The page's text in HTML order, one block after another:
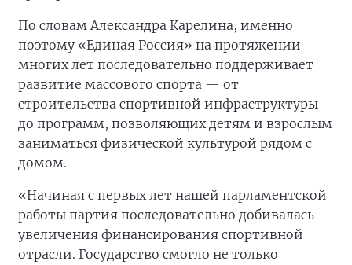
По словам Александра Карелина, именно
поэтому «Единая Россия» на протяжении
многих лет последовательно поддерживает
развитие массового спорта — от
строительства спортивной инфраструктуры
до программ, позволяющих детям и взрослым
заниматься физической культурой рядом с
домом.
«Начиная с первых лет нашей парламентской
работы партия последовательно добивалась
увеличения финансирования спортивной
отрасли. Государство смогло не только